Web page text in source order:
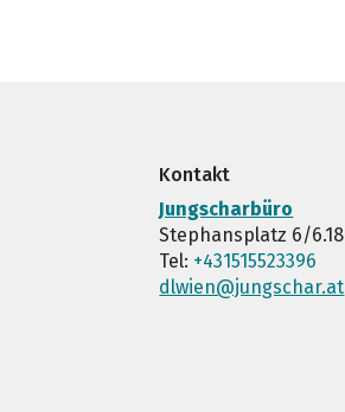
Kontakt
Jungscharbüro
Stephansplatz 6/6.18
Tel: +431515523396
dlwien@jungschar.at